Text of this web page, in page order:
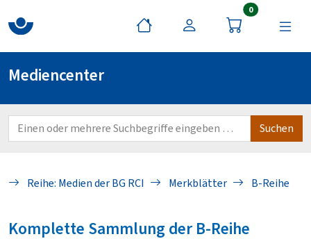
0Artikel im
Mediencenter
Reihe: Medien der BG RCI Merkblätter B-Reihe
Komplette Sammlung der B-Reihe